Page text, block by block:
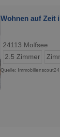
Wohnen auf Zeit
24113 Molfsee
2.5 Zimmer
Quelle: